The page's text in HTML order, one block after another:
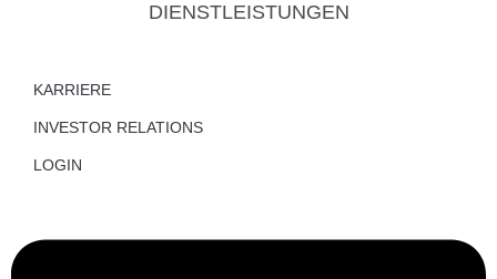
DIENSTLEISTUNGEN
KARRIERE
INVESTOR RELATIONS
LOGIN